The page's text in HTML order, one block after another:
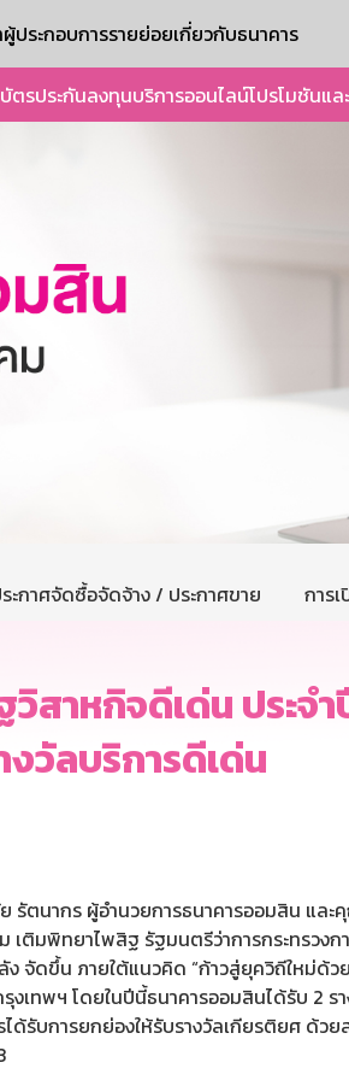
ประกอบการรายย่อยเกี่ยวกับธนาคาร
บัตรประกันลงทุนบริการออนไลน์โปรโมชันแ
ะกาศจัดซื้อจัดจ้าง / ประกาศขาย การ
สาหกิจดีเด่น ประจ
งวัลบริการดีเด่น
รัตนากร ผู้อำนวยการธนาคารออมสิน แล
ติมพิทยาไพสิฐ รัฐมนตรีว่าการกระทรวง
จัดขึ้น ภายใต้แนวคิด “ก้าวสู่ยุควิถีใหม่ด้ว
เทพฯ โดยในปีนี้ธนาคารออมสินได้รับ 2
ด้รับการยกย่องให้รับรางวัลเกียรติยศ ด้ว